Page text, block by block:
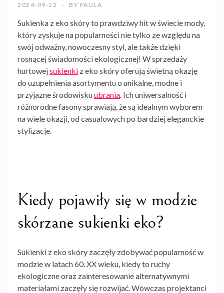
2024-09-22 BY PAULA
Sukienka z eko skóryto prawdziwy hit w świecie mody,
który zyskuje na popularności nie tylko ze względu na
swój odważny, nowoczesny styl, ale także dzięki
rosnącej świadomości ekologicznej! W sprzedaży
hurtowejsukienki z eko skóry oferują świetną okazję
do uzupełnienia asortymentu o unikalne, modne i
przyjazne środowiskuubrania. Ich uniwersalność i
różnorodne fasony sprawiają, że są idealnym wyborem
na wiele okazji, od casualowych po bardziej eleganckie
stylizacje.
Kiedy pojawiły się w modzie
skórzane sukienki eko?
Sukienki z eko skóry zaczęły zdobywać popularność w
modzie w latach 60. XX wieku, kiedy to ruchy
ekologiczne oraz zainteresowanie alternatywnymi
materiałami zaczęły się rozwijać. Wówczas projektanci